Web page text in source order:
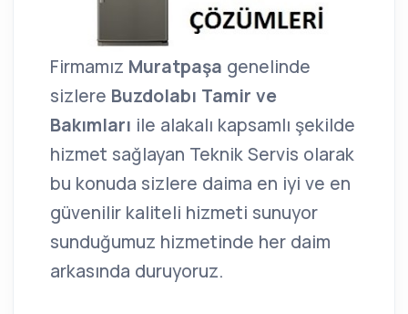
Firmamız Muratpaşa genelinde
sizlere Buzdolabı Tamir ve
Bakımları ile alakalı kapsamlı şekilde
hizmet sağlayan Teknik Servis olarak
bu konuda sizlere daima en iyi ve en
güvenilir kaliteli hizmeti sunuyor
sunduğumuz hizmetinde her daim
arkasında duruyoruz.